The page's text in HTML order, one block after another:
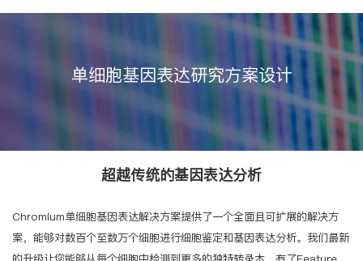
单细胞基因表达研究方案设计
超越传统的基因表达分析
Chromium单细胞基因表达解决方案提供了一个全面且可扩展的解决方
案，能够对数百个至数万个细胞进行细胞鉴定和基因表达分析。我们最新